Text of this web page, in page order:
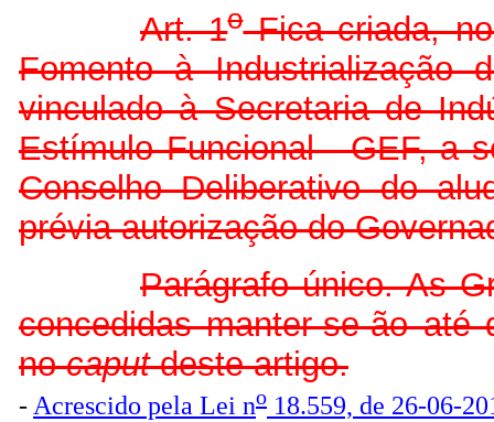
Art. 1oFica criada,
Fomento à Industrialização
vinculado à Secretaria de
Estímulo Funcional - GEF, a
Conselho Deliberativo do
prévia autorização do
Parágrafo único. As
concedidas manter-se-ão
nocaputdeste artigo.
- Acrescido pela Lei no 18.559, de 26-06-